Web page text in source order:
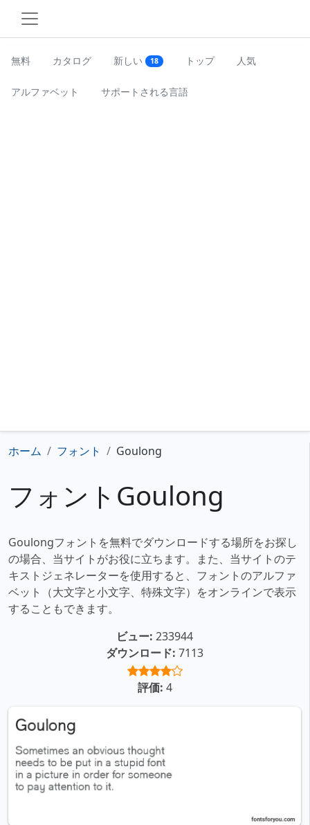
無料 カタログ 新しい 18 トップ 人気
アルファベット サポートされる言語
ホーム フォント Goulong
フォントGoulong
Goulongフォントを無料でダウンロードする場所をお探し
の場合、当サイトがお役に立ちます。また、当サイトのテ
キストジェネレーターを使用すると、フォントのアルファ
ベット（大文字と小文字、特殊文字）をオンラインで表示
することもできます。
ビュー: 233944
ダウンロード: 7113
評価: 4